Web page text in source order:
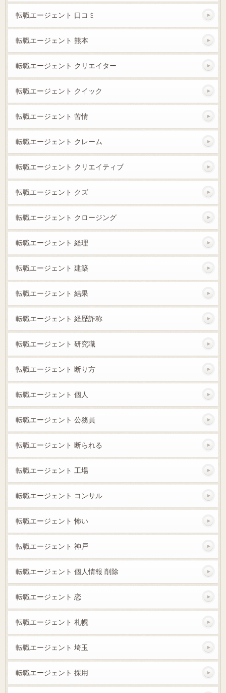
転職エージェント 口コミ
転職エージェント 熊本
転職エージェント クリエイター
転職エージェント クイック
転職エージェント 苦情
転職エージェント クレーム
転職エージェント クリエイティブ
転職エージェント クズ
転職エージェント クロージング
転職エージェント 経理
転職エージェント 建築
転職エージェント 結果
転職エージェント 経歴詐称
転職エージェント 研究職
転職エージェント 断り方
転職エージェント 個人
転職エージェント 公務員
転職エージェント 断られる
転職エージェント 工場
転職エージェント コンサル
転職エージェント 怖い
転職エージェント 神戸
転職エージェント 個人情報 削除
転職エージェント 恋
転職エージェント 札幌
転職エージェント 埼玉
転職エージェント 採用